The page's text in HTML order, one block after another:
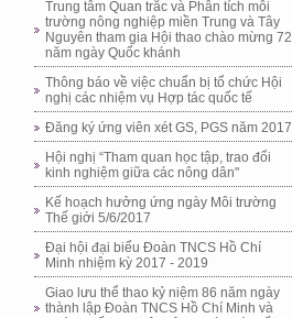
Trung tâm Quan trắc và Phân tích môi
trường nông nghiệp miền Trung và Tây
Nguyên tham gia Hội thao chào mừng 72
năm ngày Quốc khánh
Thông báo về việc chuẩn bị tổ chức Hội
nghị các nhiệm vụ Hợp tác quốc tế
Đăng ký ứng viên xét GS, PGS năm 2017
Hội nghị “Tham quan học tập, trao đổi
kinh nghiệm giữa các nông dân"
Kế hoạch hưởng ứng ngày Môi trường
Thế giới 5/6/2017
Đại hội đại biểu Đoàn TNCS Hồ Chí
Minh nhiệm kỳ 2017 - 2019
Giao lưu thể thao kỷ niệm 86 năm ngày
thành lập Đoàn TNCS Hồ Chí Minh và